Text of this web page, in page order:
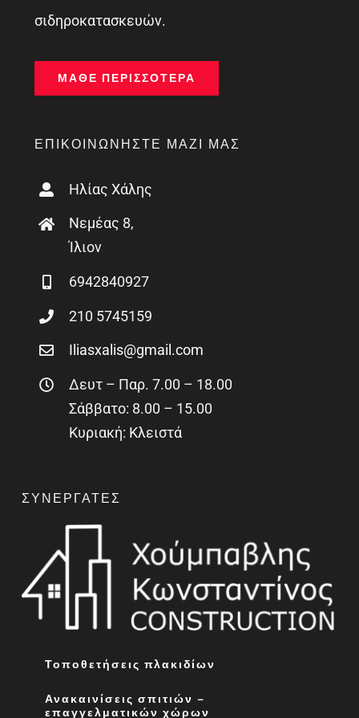
σιδηροκατασκευών.
ΜΆΘΕ ΠΕΡΙΣΣΌΤΕΡΑ
ΕΠΙΚΟΙΝΩΝΉΣΤΕ ΜΑΖΊ ΜΑΣ
Ηλίας Χάλης
Νεμέας 8,
Ίλιον
6942840927
210 5745159
Iliasxalis@gmail.com
Δευτ – Παρ. 7.00 – 18.00
Σάββατο: 8.00 – 15.00
Κυριακή: Κλειστά
ΣΥΝΕΡΓΆΤΕΣ
Τοποθετήσεις πλακιδίων
Ανακαινίσεις σπιτιών –
επαγγελματικών χώρων